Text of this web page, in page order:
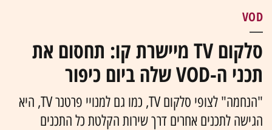
VOD
סלקום TV מיישרת קו: תחסום את
תכני ה-VOD שלה ביום כיפור
"הנחמה" לצופי סלקום TV, כמו גם למנויי פרטנר TV, היא
הגישה לתכנים אחרים דרך שירות הקלטת כל התכנים